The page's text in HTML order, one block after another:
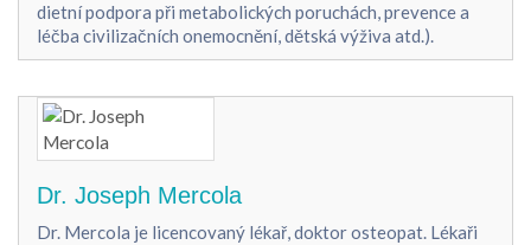
dietní podpora při metabolických poruchách, prevence a
léčba civilizačních onemocnění, dětská výživa atd.).
Dr. Joseph Mercola
Dr. Mercola je licencovaný lékař, doktor osteopat. Lékaři